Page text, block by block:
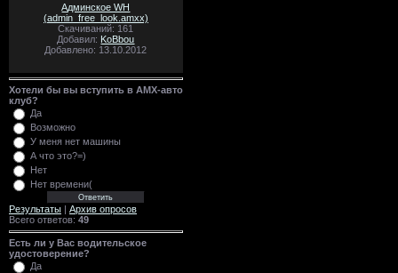
Админское WH
(admin_free_look.amxx)
Скачиваний: 161
Добавил: KoBbou
Добавлено: 13.10.2012
Хотели бы вы вступить в AMX-авто
клуб?
Да
Возможно
У меня нет машины
А что это?=)
Нет
Нет времени(
Результаты
Архив опросов
Всего ответов: 49
Есть ли у Вас водительское
удостоверение?
Да